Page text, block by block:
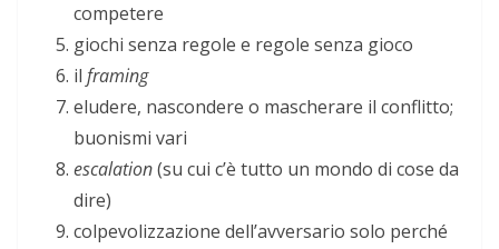
competere
giochi senza regole e regole senza gioco
il framing
eludere, nascondere o mascherare il conflitto;
buonismi vari
escalation(su cui c’è tutto un mondo di cose da
dire)
colpevolizzazione dell’avversario solo perché